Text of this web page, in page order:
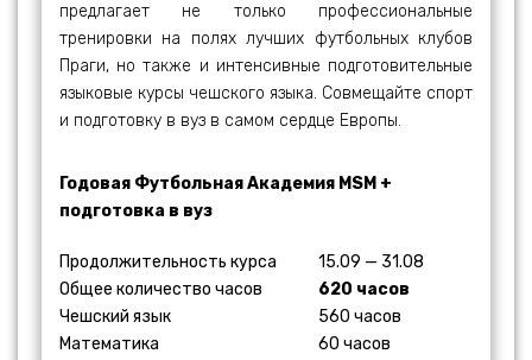
предлагает не только профессиональные
тренировки на полях лучших футбольных клубов
Праги, но также и интенсивные подготовительные
языковые курсы чешского языка. Совмещайте спорт
и подготовку в вуз в самом сердце Европы.
Годовая Футбольная Академия MSM +
подготовка в вуз
Продолжительность курса
15.09 — 31.08
Общее количество часов
620 часов
Чешский язык
560 часов
Математика
60 часов